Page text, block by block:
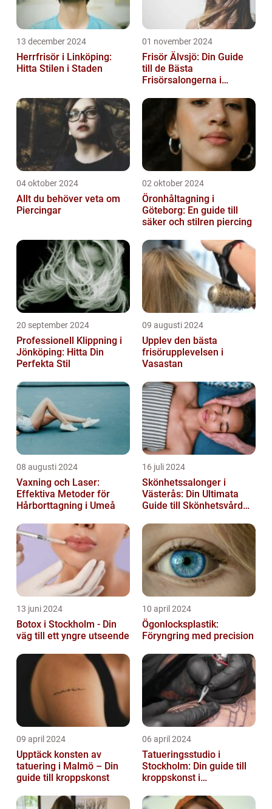
13 december 2024
Herrfrisör i Linköping:
Hitta Stilen i Staden
01 november 2024
Frisör Älvsjö: Din Guide
till de Bästa
Frisörsalongerna i
04 oktober 2024
Allt du behöver veta om
Piercingar
02 oktober 2024
Öronhåltagning i
Göteborg: En guide till
säker och stilren piercing
20 september 2024
Professionell Klippning i
Jönköping: Hitta Din
Perfekta Stil
09 augusti 2024
Upplev den bästa
frisörupplevelsen i
Vasastan
08 augusti 2024
Vaxning och Laser:
Effektiva Metoder för
Hårborttagning i Umeå
16 juli 2024
Skönhetssalonger i
Västerås: Din Ultimata
Guide till Skönhetsvård
13 juni 2024
Botox i Stockholm - Din
väg till ett yngre utseende
10 april 2024
Ögonlocksplastik:
Föryngring med precision
09 april 2024
Upptäck konsten av
tatuering i Malmö – Din
guide till kroppskonst
06 april 2024
Tatueringsstudio i
Stockholm: Din guide till
kroppskonst i